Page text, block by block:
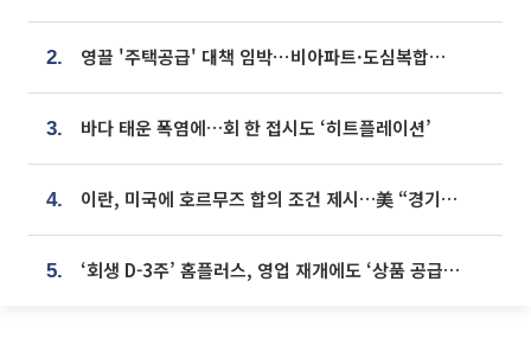
2. 영끌 '주택공급' 대책 임박⋯비아파트·도심복합까지 총동원
3. 바다 태운 폭염에…회 한 접시도 ‘히트플레이션’
4. 이란, 미국에 호르무즈 합의 조건 제시…美 “경기 아직 안 끝나” [종합]
5. ‘회생 D-3주’ 홈플러스, 영업 재개에도 ‘상품 공급망’ 복구가 생존 관건